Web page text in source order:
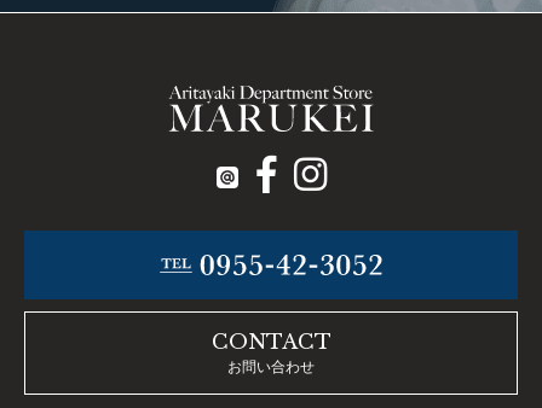
CONTACT
お問い合わせ